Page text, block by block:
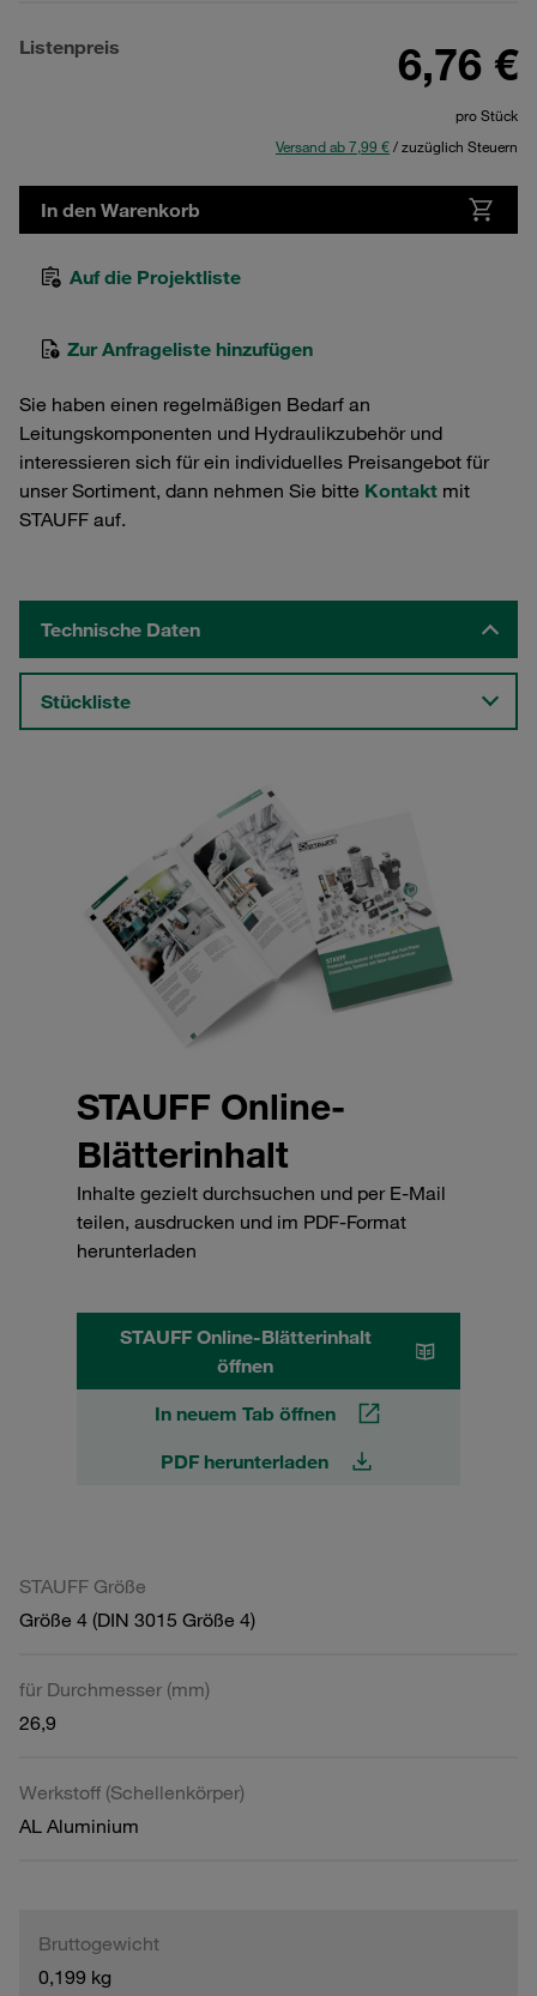
Listenpreis 6,76 €
pro Stück
Versand ab 7,99 €/ zuzüglich Steuern
In den Warenkorb
Auf die Projektliste
Zur Anfrageliste hinzufügen
Sie haben einen regelmäßigen Bedarf an
Leitungskomponenten und Hydraulikzubehör und
interessieren sich für ein individuelles Preisangebot für
unser Sortiment, dann nehmen Sie bitte Kontakt mit
STAUFF auf.
Technische Daten
Stückliste
STAUFF Online-
Blätterinhalt
Inhalte gezielt durchsuchen und per E-Mail
teilen, ausdrucken und im PDF-Format
herunterladen
STAUFF Online-Blätterinhalt
öffnen
In neuem Tab öffnen
PDF herunterladen
STAUFF Größe
Größe 4 (DIN 3015 Größe 4)
für Durchmesser (mm)
26,9
Werkstoff (Schellenkörper)
AL Aluminium
Bruttogewicht
0,199 kg